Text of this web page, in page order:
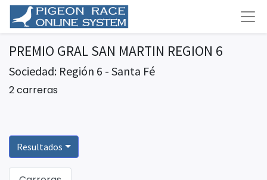
PREMIO GRAL SAN MARTIN REGION 6
Sociedad: Región 6 - Santa Fé
2 carreras
Resultados